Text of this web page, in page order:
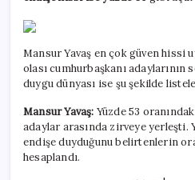
Mansur Yavaş en çok güven hissi
olası cumhurbaşkanı adaylarının
duygu dünyası ise şu şekilde
Mansur Yavaş: Yüzde 53
adaylar arasında zirveye
endişe duyduğunu belirtenlerin
hesaplandı.